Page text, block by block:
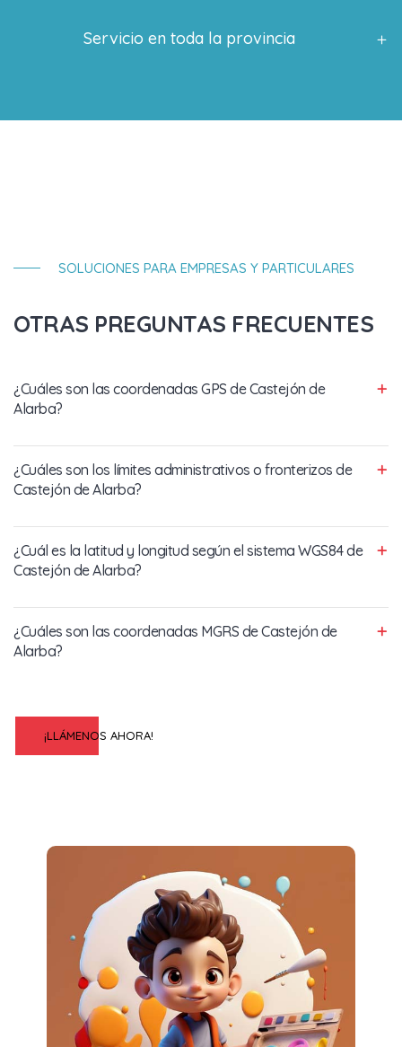
Servicio en toda la provincia
SOLUCIONES PARA EMPRESAS Y PARTICULARES
OTRAS PREGUNTAS FRECUENTES
¿Cuáles son las coordenadas GPS de Castejón de
Alarba?
¿Cuáles son los límites administrativos o fronterizos de
Castejón de Alarba?
¿Cuál es la latitud y longitud según el sistema WGS84 de
Castejón de Alarba?
¿Cuáles son las coordenadas MGRS de Castejón de
Alarba?
¡LLÁMENOS AHORA!